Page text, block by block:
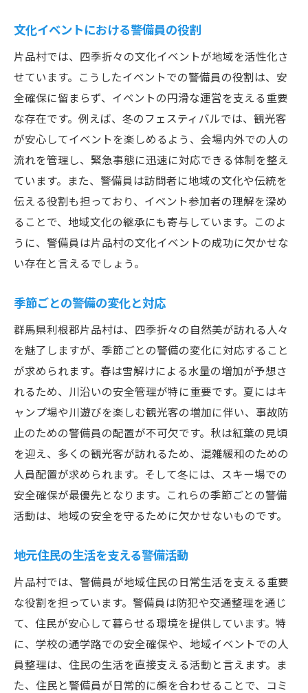
地域の平和を守るための心構え
警備員としてのキャリアパスと成長
片品村での警備員の重要性地域住民と観光客の
安全を守る取り組み
地域住民の声を反映した警備活動
観光客と警備員の信頼関係の構築
安全な観光地づくりのための地域協力
住民と観光客の安全を守るための新技術
観光客の安全を支える警備の姿勢
観光客が安心して楽しめる片品村警備員の日常
観光名所周辺の警備計画
多言語対応の必要性と警備員の工夫
日常業務でのコミュニケーションの重要性
観光客から寄せられる質問とその対応
常に改善を目指す観光地の安全管理
観光シーズンにおける警備員の役割
警備が支える片品村の安全な観光体験具体的な
ケーススタディ
実際の警備事例から学ぶ安全対策
観光客からのフィードバックを活かした改
緊急事態における警備の対応事例
地域イベントでの警備管理の工夫
観光業者との連携による安全向上
警備活動がもたらす地域への貢献
地域の安心を守るための警備員の努力と片品村
の未来
文化イベントにおける警備員の役割
片品村では、四季折々の文化イベントが地域を活性化さ
せています。こうしたイベントでの警備員の役割は、安
全確保に留まらず、イベントの円滑な運営を支える重要
な存在です。例えば、冬のフェスティバルでは、観光客
が安心してイベントを楽しめるよう、会場内外での人の
流れを管理し、緊急事態に迅速に対応できる体制を整え
ています。また、警備員は訪問者に地域の文化や伝統を
伝える役割も担っており、イベント参加者の理解を深め
ることで、地域文化の継承にも寄与しています。このよ
うに、警備員は片品村の文化イベントの成功に欠かせな
い存在と言えるでしょう。
季節ごとの警備の変化と対応
群馬県利根郡片品村は、四季折々の自然美が訪れる人々
を魅了しますが、季節ごとの警備の変化に対応すること
が求められます。春は雪解けによる水量の増加が予想さ
れるため、川沿いの安全管理が特に重要です。夏にはキ
ャンプ場や川遊びを楽しむ観光客の増加に伴い、事故防
止のための警備員の配置が不可欠です。秋は紅葉の見頃
を迎え、多くの観光客が訪れるため、混雑緩和のための
人員配置が求められます。そして冬には、スキー場での
安全確保が最優先となります。これらの季節ごとの警備
活動は、地域の安全を守るために欠かせないものです。
地元住民の生活を支える警備活動
片品村では、警備員が地域住民の日常生活を支える重要
な役割を担っています。警備員は防犯や交通整理を通じ
て、住民が安心して暮らせる環境を提供しています。特
に、学校の通学路での安全確保や、地域イベントでの人
員整理は、住民の生活を直接支える活動と言えます。ま
た、住民と警備員が日常的に顔を合わせることで、コミ